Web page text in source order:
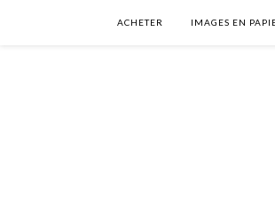
ACHETER IMAGES EN